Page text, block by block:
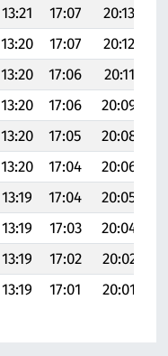
13:21 17:07 20:13
13:20 17:07 20:12
13:20 17:06 20:11
13:20 17:06 20:09
13:20 17:05 20:08
13:20 17:04 20:06
13:19 17:04 20:05
13:19 17:03 20:04
13:19 17:02 20:02
13:19 17:01 20:01